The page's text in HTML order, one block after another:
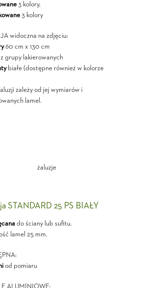
3 kolory,
3 kolory
widoczna na zdjęciu:
60 cm x 130 cm
grupy lakierowanych
białe (dostępne również w kolorze
zależy od jej wymiarów i
lamel.
STANDARD 25 PS BIAŁY
do ściany lub sufitu.
lamel 25 mm.
od pomiaru
ALUMINIOWE: